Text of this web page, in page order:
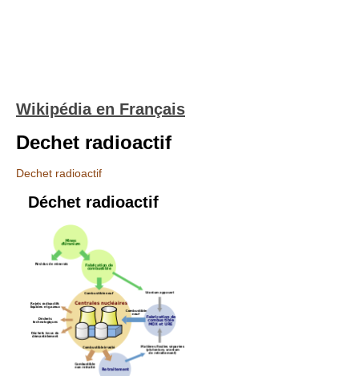
Wikipédia en Français
Dechet radioactif
Dechet radioactif
Déchet radioactif